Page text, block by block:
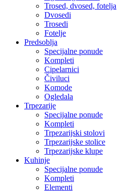
Trosed, dvosed, fotelja
Dvosedi
Trosedi
Fotelje
Predsoblja
Specijalne ponude
Kompleti
Cipelarnici
Čiviluci
Komode
Ogledala
Trpezarije
Specijalne ponude
Kompleti
Trpezarijski stolovi
Trpezarijske stolice
Trpezarijske klupe
Kuhinje
Specijalne ponude
Kompleti
Elementi